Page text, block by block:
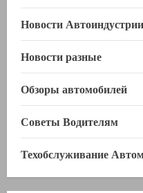
Новости Автоиндустрии
Новости разные
Обзоры автомобилей
Советы Водителям
Техобслуживание